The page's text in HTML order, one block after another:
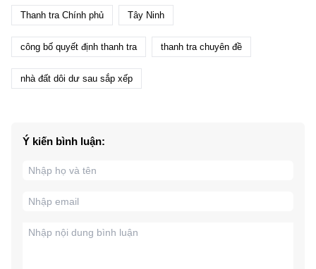
Thanh tra Chính phủ Tây Ninh
công bố quyết định thanh tra thanh tra chuyên đề
nhà đất dôi dư sau sắp xếp
Ý kiến bình luận: